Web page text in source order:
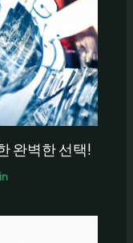
완벽한 선택!